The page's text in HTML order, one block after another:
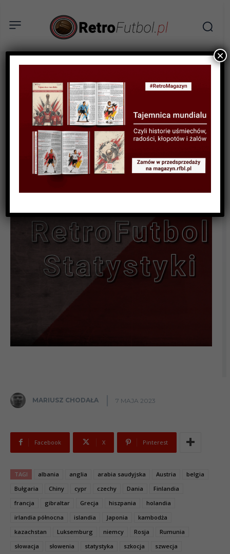
STATYSTYKI FUTBOLOWE
STATYSTYKI LIGOWE
STATYSTYKI PIŁKARZY
Statystyki polskich piłkarzy
w ligach zagranicznych w
sezonie 2022/23
MARIUSZ CHODAŁA 7 MAJA 2023
Facebook X Pinterest
TAGI albania anglia arabia saudyjska Austria
belgia
Bułgaria
Chiny cypr czechy Dania
Finlandia
francja
gibraltar Grecja hiszpania
holandia
irlandia północna
islandia Japonia
kambodża
kazachstan
Luksemburg niemcy Rosja
Rumunia
słowacja
słowenia statystyka szkocja
szwecja
×